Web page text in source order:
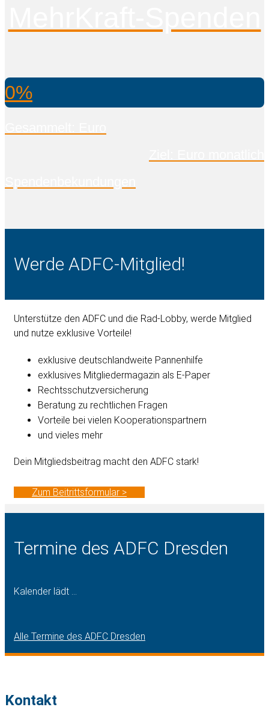
0%
Werde ADFC-Mitglied!
Unterstütze den ADFC und die Rad-Lobby, werde Mitglied
und nutze exklusive Vorteile!
exklusive deutschlandweite Pannenhilfe
exklusives Mitgliedermagazin als E-Paper
Rechtsschutzversicherung
Beratung zu rechtlichen Fragen
Vorteile bei vielen Kooperationspartnern
und vieles mehr
Dein Mitgliedsbeitrag macht den ADFC stark!
Zum Beitrittsformular >
Termine des ADFC Dresden
Kalender lädt ...
Alle Termine des ADFC Dresden
Kontakt